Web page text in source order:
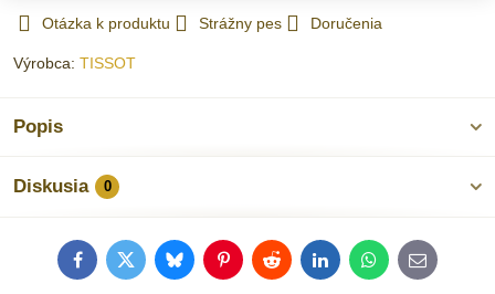
Otázka k produktu Strážny pes Doručenia
Výrobca: TISSOT
Popis
Diskusia 0
FacebookTwitterBlueskyPinterestRedditLinkedInWhatsApp
E-
mail